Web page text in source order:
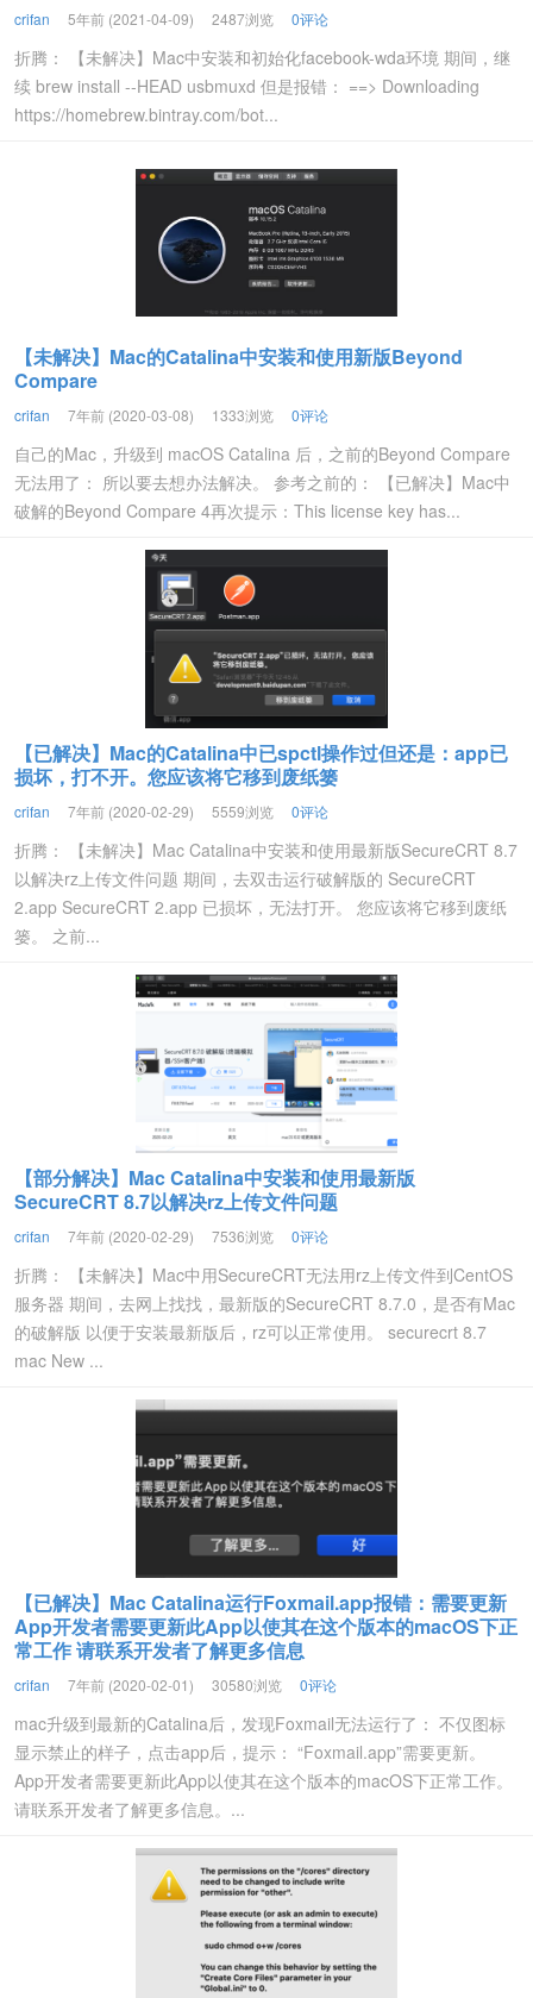
crifan 5年前 (2021-04-09) 2487浏览 0评论
折腾： 【未解决】Mac中安装和初始化facebook-wda环境 期间，继
续 brew install --HEAD usbmuxd 但是报错： ==> Downloading
https://homebrew.bintray.com/bot...
【未解决】Mac的Catalina中安装和使用新版Beyond
Compare
crifan 7年前 (2020-03-08) 1333浏览 0评论
自己的Mac，升级到 macOS Catalina 后，之前的Beyond Compare
无法用了： 所以要去想办法解决。 参考之前的： 【已解决】Mac中
破解的Beyond Compare 4再次提示：This license key has...
【已解决】Mac的Catalina中已spctl操作过但还是：app已
损坏，打不开。您应该将它移到废纸篓
crifan 7年前 (2020-02-29) 5559浏览 0评论
折腾： 【未解决】Mac Catalina中安装和使用最新版SecureCRT 8.7
以解决rz上传文件问题 期间，去双击运行破解版的 SecureCRT
2.app SecureCRT 2.app 已损坏，无法打开。 您应该将它移到废纸
篓。 之前...
【部分解决】Mac Catalina中安装和使用最新版
SecureCRT 8.7以解决rz上传文件问题
crifan 7年前 (2020-02-29) 7536浏览 0评论
折腾： 【未解决】Mac中用SecureCRT无法用rz上传文件到CentOS
服务器 期间，去网上找找，最新版的SecureCRT 8.7.0，是否有Mac
的破解版 以便于安装最新版后，rz可以正常使用。 securecrt 8.7
mac New ...
【已解决】Mac Catalina运行Foxmail.app报错：需要更新
App开发者需要更新此App以使其在这个版本的macOS下正
常工作 请联系开发者了解更多信息
crifan 7年前 (2020-02-01) 30580浏览 0评论
mac升级到最新的Catalina后，发现Foxmail无法运行了： 不仅图标
显示禁止的样子，点击app后，提示： “Foxmail.app”需要更新。
App开发者需要更新此App以使其在这个版本的macOS下正常工作。
请联系开发者了解更多信息。...